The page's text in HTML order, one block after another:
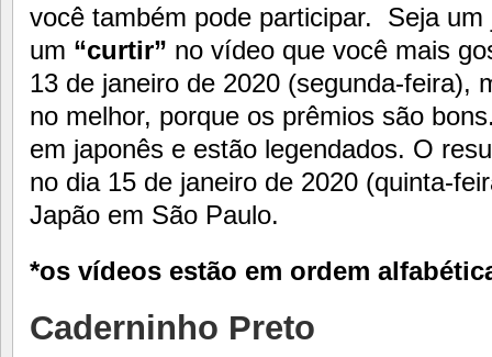
você também pode participar. Seja um
um “curtir” no vídeo que você mais
13 de janeiro de 2020 (segunda-feira),
no melhor, porque os prêmios são
em japonês e estão legendados. O
no dia 15 de janeiro de 2020 (quinta-
Japão em São Paulo.
*os vídeos estão em ordem
Caderninho Preto